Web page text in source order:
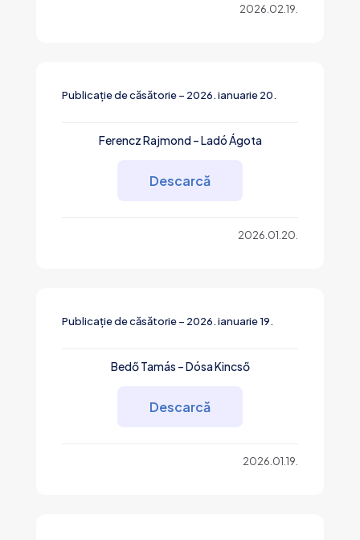
2026.02.19.
Publicație de căsătorie – 2026. ianuarie 20.
Ferencz Rajmond – Ladó Ágota
Descarcă
2026.01.20.
Publicație de căsătorie – 2026. ianuarie 19.
Bedő Tamás – Dósa Kincső
Descarcă
2026.01.19.